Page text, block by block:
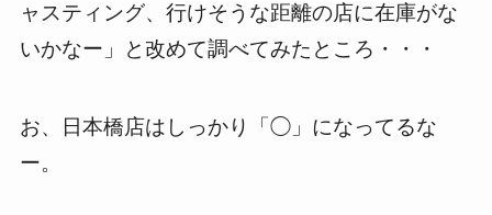
ャスティング、行けそうな距離の店に在庫がな
いかなー」と改めて調べてみたところ・・・
お、日本橋店はしっかり「◯」になってるな
ー。